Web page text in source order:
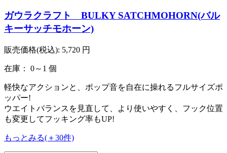
ガウラクラフト BULKY SATCHMOHORN(バル
キーサッチモホーン)
販売価格(税込): 5,720 円
在庫： 0～1 個
軽快なアクションと、ポップ音を自在に操れるフルサイズポ
ッパー!
ウエイトバランスを見直して、より使いやすく、フック位置
も変更してフッキング率もUP!
もっとみる(＋30件)